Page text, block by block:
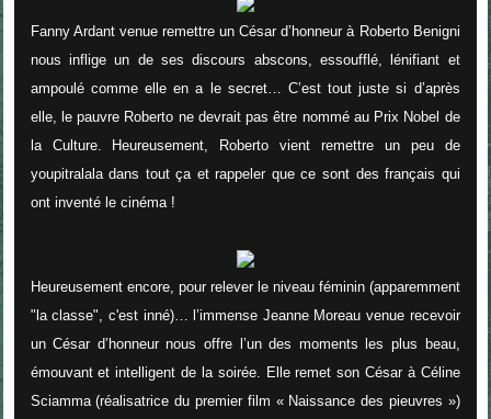
Fanny Ardant venue remettre un César d’honneur à Roberto Benigni
nous inflige un de ses discours abscons, essoufflé, lénifiant et
ampoulé comme elle en a le secret… C’est tout juste si d’après
elle, le pauvre Roberto ne devrait pas être nommé au Prix Nobel de
la Culture. Heureusement, Roberto vient remettre un peu de
youpitralala dans tout ça et rappeler que ce sont des français qui
ont inventé le cinéma !
Heureusement encore, pour relever le niveau féminin (apparemment
"la classe", c'est inné)… l’immense Jeanne Moreau venue recevoir
unCésar d’honneurnous offre l’un des moments les plus beau,
émouvant et intelligent de la soirée. Elle remet son César à Céline
Sciamma (réalisatrice du premier film « Naissance des pieuvres »)